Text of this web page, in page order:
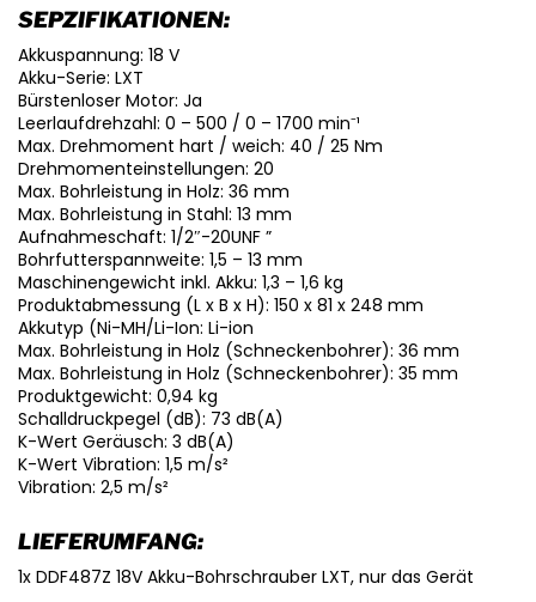
SEPZIFIKATIONEN:
Akkuspannung: 18 V
Akku-Serie: LXT
Bürstenloser Motor: Ja
Leerlaufdrehzahl: 0 – 500 / 0 – 1700 min⁻¹
Max. Drehmoment hart / weich: 40 / 25 Nm
Drehmomenteinstellungen: 20
Max. Bohrleistung in Holz: 36 mm
Max. Bohrleistung in Stahl: 13 mm
Aufnahmeschaft: 1/2″-20UNF ”
Bohrfutterspannweite: 1,5 – 13 mm
Maschinengewicht inkl. Akku: 1,3 – 1,6 kg
Produktabmessung (L x B x H): 150 x 81 x 248 mm
Akkutyp (Ni-MH/Li-Ion: Li-ion
Max. Bohrleistung in Holz (Schneckenbohrer): 36 mm
Max. Bohrleistung in Holz (Schneckenbohrer): 35 mm
Produktgewicht: 0,94 kg
Schalldruckpegel (dB): 73 dB(A)
K-Wert Geräusch: 3 dB(A)
K-Wert Vibration: 1,5 m/s²
Vibration: 2,5 m/s²
LIEFERUMFANG:
1x DDF487Z 18V Akku-Bohrschrauber LXT, nur das Gerät